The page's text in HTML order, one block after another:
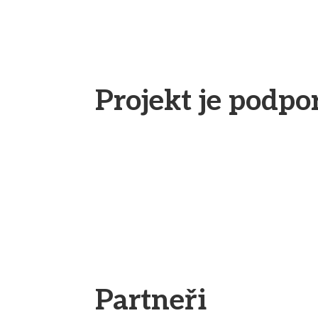
Projekt je
Partneři